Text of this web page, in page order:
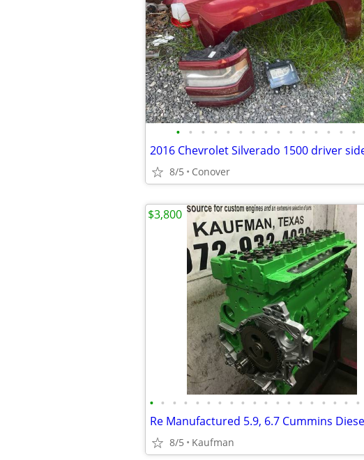
• • • • • • • • • • • • • • •
8/5 Conover
• • • • • • • • • • • • • • • • • • •
8/5 Kaufman
$3,800